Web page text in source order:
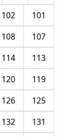
101
102
107
108
113
114
119
120
125
126
131
132